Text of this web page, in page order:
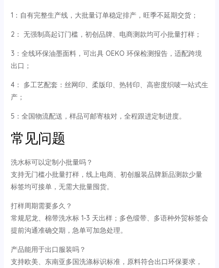
1：自有完整生产线，大批量订单稳定排产，旺季不延期交货；
2： 无强制高起订门槛，初创品牌、电商测款均可小批量打样；
3：全线环保油墨面料，可出具 OEKO 环保检测报告，适配跨境
出口；
4： 多工艺配套：丝网印、柔版印、热转印、高密度织唛一站式生
产；
5：全国物流配送，样品可邮寄核对，全程跟进定制进度。
常见问题
洗水标可以定制小批量吗？
支持无门槛小批量打样，线上电商、初创服装品牌新品测款少量
标签均可接单，无需大批量囤货。
打样周期需要多久？
常规尼龙、棉带洗水标 1-3 天出样；多色缎带、多语种外贸标签会
提前沟通准确交期，急单可加急处理。
产品能用于出口服装吗？
支持欧美、东南亚多国洗涤标识标准，原料符合出口环保要求，